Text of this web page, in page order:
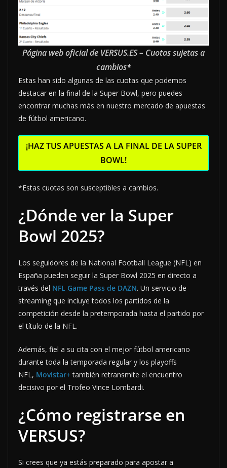
Página web oficial de VERSUS.ES – Cuotas sujetas a
cambios*
Estas han sido algunas de las cuotas que podemos
destacar en la final de la Super Bowl, pero puedes
encontrar muchas más en nuestro mercado de apuestas
de fútbol americano.
¡HAZ TUS APUESTAS A LA FINAL DE LA SUPER
BOWL!
*Estas cuotas son susceptibles a cambios.
¿Dónde ver la Super
Bowl 2025?
Los seguidores de la National Football League (NFL) en
España pueden seguir la Super Bowl 2025 en directo a
través del NFL Game Pass de DAZN. Un servicio de
streaming que incluye todos los partidos de la
competición desde la pretemporada hasta el partido por
el título de la NFL.
Además, fiel a su cita con el mejor fútbol americano
durante toda la temporada regular y los playoffs
NFL, Movistar+también retransmite el encuentro
decisivo por el Trofeo Vince Lombardi.
¿Cómo registrarse en
VERSUS?
Si crees que ya estás preparado para apostar a